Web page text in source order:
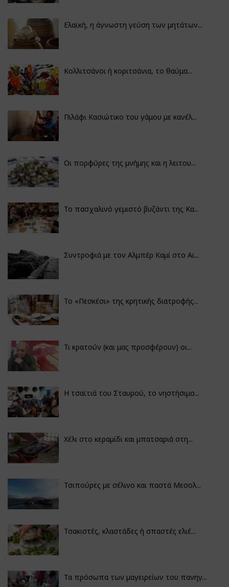
Ελαϊκή, η άγνωστη γεύση των μητάτων...
Κολλιτσάνοι ή κοριτσάνια, το θαύμα...
Πιλάφι Κασιώτικο του γάμου με κανέλ...
Οι πορφύρες της μνήμης και η λειτου...
Το πασχαλινό γεμιστό βυζάντι της Κα...
Συντροφιά με τον Αλμπέρ Καμί στο Αι...
Το «Πεσκέσι» της κρητικής διατροφής...
Τι κρατούν (και μας προσφέρουν) οι...
Η τσαϊτιά του Σταυρού, το νηστήσιμο...
Χέλι στο κεραμίδι και μπατσαριά στη...
Τσιπούρες με σέλινο και παστά Μεσολ...
Τσακιστές, κλαστάδες ή σπαστές ελιέ...
Τα πρόσωπα των μαγειρείων του πανηγ...